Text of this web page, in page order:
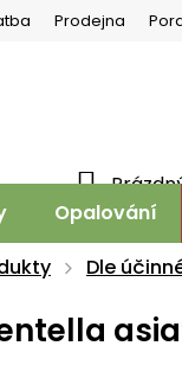
Prodejna
Opalování
Dle